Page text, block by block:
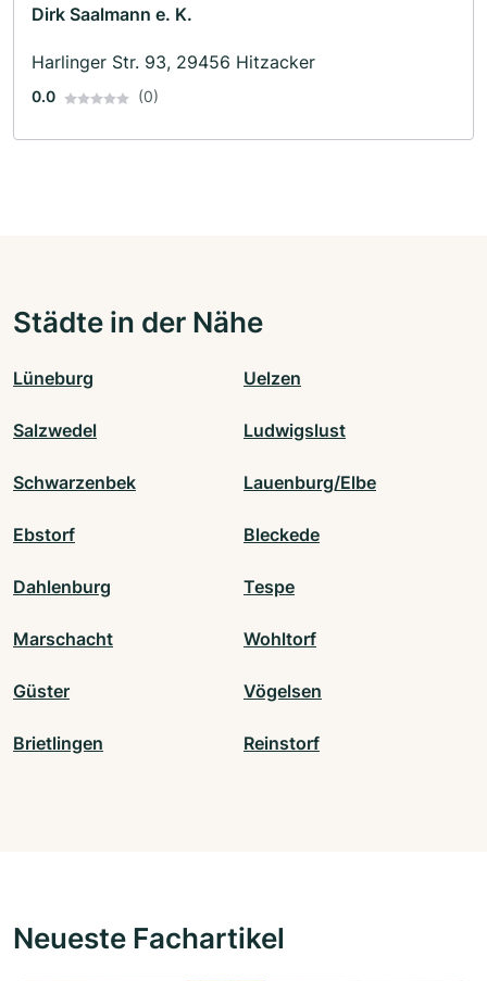
Dirk Saalmann e. K.
Harlinger Str. 93, 29456 Hitzacker
0.0 (0)
Städte in der Nähe
Lüneburg Uelzen
Salzwedel Ludwigslust
Schwarzenbek Lauenburg/Elbe
Ebstorf Bleckede
Dahlenburg Tespe
Marschacht Wohltorf
Güster Vögelsen
Brietlingen Reinstorf
Neueste Fachartikel